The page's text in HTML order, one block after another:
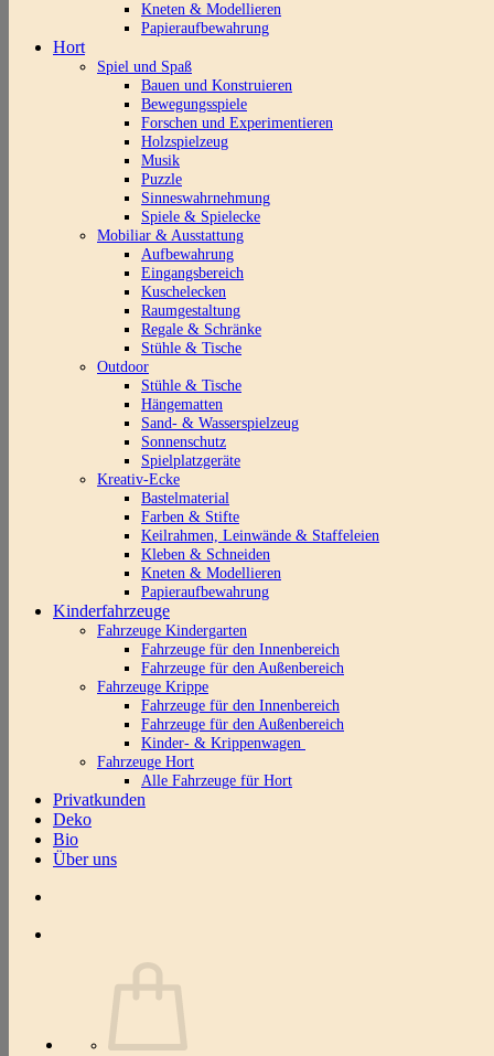
Kneten & Modellieren
Papieraufbewahrung
Hort
Spiel und Spaß
Bauen und Konstruieren
Bewegungsspiele
Forschen und Experimentieren
Holzspielzeug
Musik
Puzzle
Sinneswahrnehmung
Spiele & Spielecke
Mobiliar & Ausstattung
Aufbewahrung
Eingangsbereich
Kuschelecken
Raumgestaltung
Regale & Schränke
Stühle & Tische
Outdoor
Stühle & Tische
Hängematten
Sand- & Wasserspielzeug
Sonnenschutz
Spielplatzgeräte
Kreativ-Ecke
Bastelmaterial
Farben & Stifte
Keilrahmen, Leinwände & Staffeleien
Kleben & Schneiden
Kneten & Modellieren
Papieraufbewahrung
Kinderfahrzeuge
Fahrzeuge Kindergarten
Fahrzeuge für den Innenbereich
Fahrzeuge für den Außenbereich
Fahrzeuge Krippe
Fahrzeuge für den Innenbereich
Fahrzeuge für den Außenbereich
Kinder- & Krippenwagen
Fahrzeuge Hort
Alle Fahrzeuge für Hort
Privatkunden
Deko
Bio
Über uns